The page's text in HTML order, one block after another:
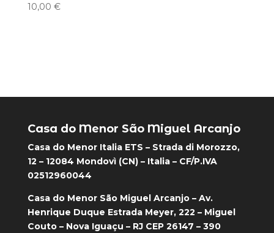
10,00 €
Casa do Menor São Miguel Arcanjo
Casa do Menor Italia ETS – Strada di Morozzo,
12 – 12084 Mondovì (CN) – Italia – CF/P.IVA
02512960044
Casa do Menor São Miguel Arcanjo – Av.
Henrique Duque Estrada Meyer, 222 – Miguel
Couto – Nova Iguaçu – RJ CEP 26147 – 390